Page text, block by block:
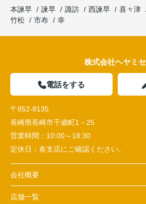
本諫早
諫早 諏訪 西諫早 喜々津
竹松
市布 幸
株式会社ヘヤミセ
電話をする
〒852-8135
長崎県長崎市千歳町1－25
営業時間： 10:00～18:30
定休日： 各支店にご確認ください。
会社概要
店舗一覧